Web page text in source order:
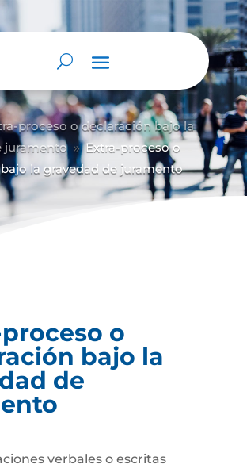
proceso o declaración bajo la
juramento 9 Extra-proceso o
la gravedad de juramento
o
bajo la
de
verbales o escritas